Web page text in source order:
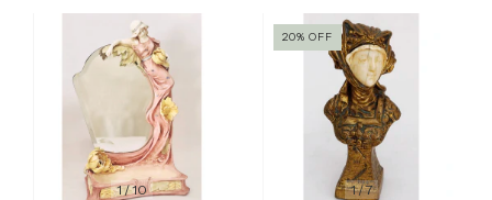
1/10 1/7
20% OFF